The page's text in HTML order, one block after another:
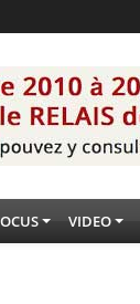
VIDEO